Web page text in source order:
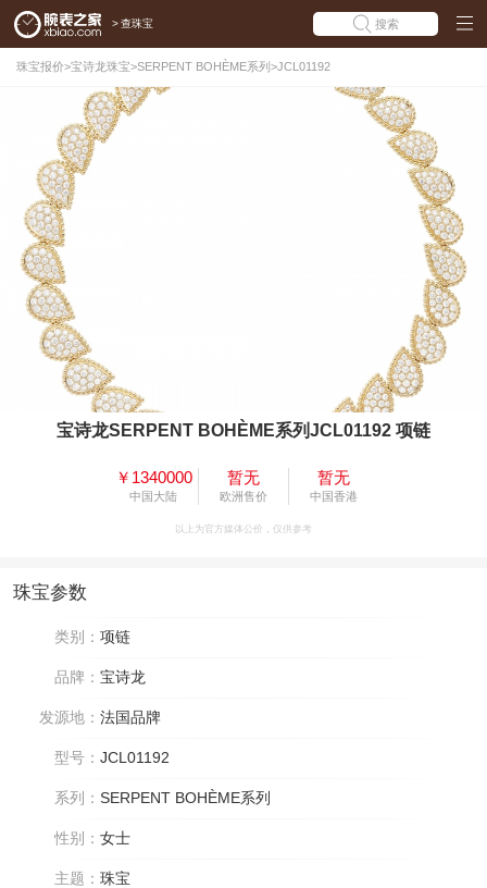
> 查珠宝 搜索
珠宝报价>宝诗龙珠宝>SERPENT BOHÈME系列 >JCL01192
宝诗龙SERPENT BOHÈME系列JCL01192 项链
￥1340000
中国大陆
暂无
欧洲售价
暂无
中国香港
以上为官方媒体公价，仅供参考
珠宝参数
类别： 项链
品牌： 宝诗龙
发源地： 法国品牌
型号： JCL01192
系列： SERPENT BOHÈME系列
性别： 女士
主题： 珠宝